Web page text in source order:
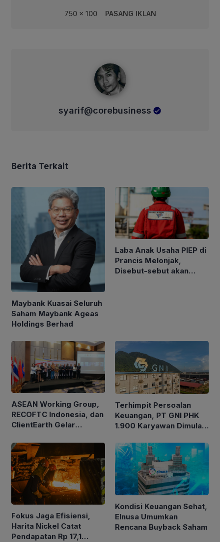
750 x 100 PASANG IKLAN
syarif@corebusiness
Berita Terkait
Maybank Kuasai Seluruh
Saham Maybank Ageas
Holdings Berhad
Laba Anak Usaha PIEP di
Prancis Melonjak,
Disebut-sebut akan
ASEAN Working Group,
RECOFTC Indonesia, dan
ClientEarth Gelar
untuk Memperkuat Tata
Kelola Perhutanan Sosial
Terhimpit Persoalan
Keuangan, PT GNI PHK
1.900 Karyawan Dimulai
Fokus Jaga Efisiensi,
Harita Nickel Catat
Pendapatan Rp 17,1
Kondisi Keuangan Sehat,
Elnusa Umumkan
Rencana Buyback Saham